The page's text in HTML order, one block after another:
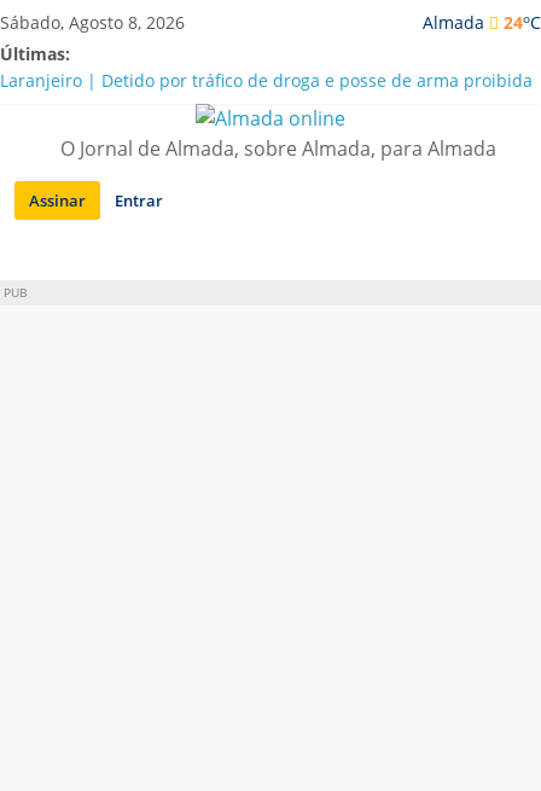
Saltar
para
conteúdo
Almada 24oC
Sábado, Agosto 8, 2026
Últimas:
Laranjeiro | Detido por tráfico de droga e posse de arma proibida
A “crise” da água em Almada: ilações e ensinamentos necessários
Costa da Caparica | Polícia Marítima e ASAE detectam
irregularidades em habitações e restaurantes
APA diz que falta de água em Almada “foi um problema de má
O Jornal de Almada, sobre Almada, para Almada
Assinar Entrar
PUB